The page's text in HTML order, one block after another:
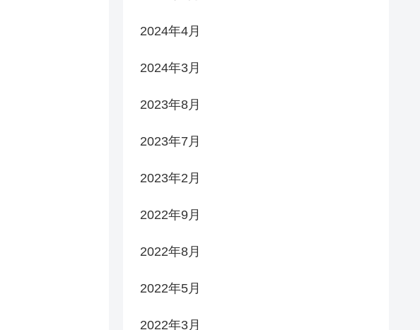
2024年4月
2024年3月
2023年8月
2023年7月
2023年2月
2022年9月
2022年8月
2022年5月
2022年3月